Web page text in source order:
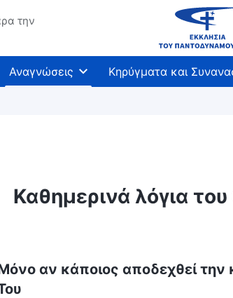
την
Αναγνώσεις Κηρύγματα και
Καθημερινά λόγια
αν κάποιος αποδεχθεί την